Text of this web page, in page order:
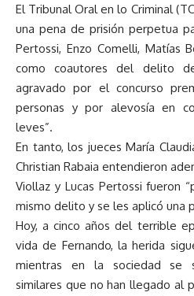
El Tribunal Oral en lo Criminal
una pena de prisión perpetua
Pertossi, Enzo Comelli, Matías
como coautores del delito
agravado por el concurso
personas y por alevosía en
leves”.
En tanto, los jueces María
Christian Rabaia entendieron
Viollaz y Lucas Pertossi fueron
mismo delito y se les aplicó una
Hoy, a cinco años del terrible
vida de Fernando, la herida
mientras en la sociedad se
similares que no han llegado al